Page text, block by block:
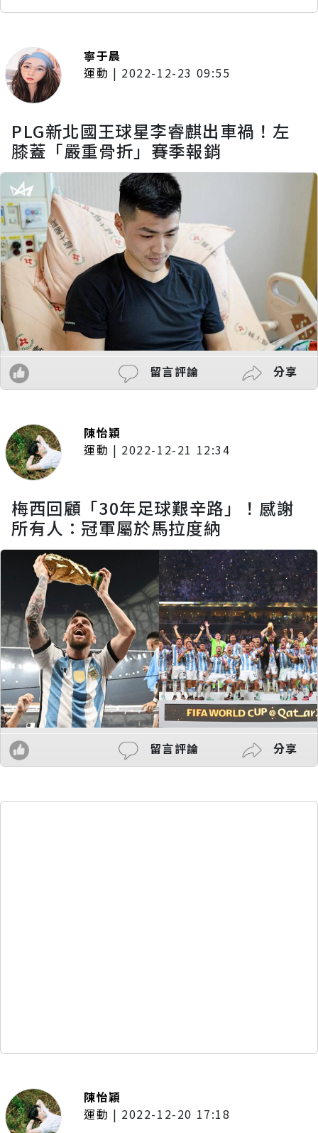
寧于晨
運動 | 2022-12-23 09:55
PLG新北國王球星李睿麒出車禍！左
膝蓋「嚴重骨折」賽季報銷
留言評論 分享
陳怡穎
運動 | 2022-12-21 12:34
梅西回顧「30年足球艱辛路」！感謝
所有人：冠軍屬於馬拉度納
留言評論 分享
陳怡穎
運動 | 2022-12-20 17:18